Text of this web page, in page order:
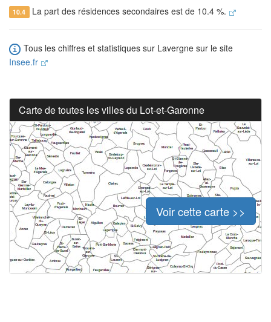
10.4 La part des résidences secondaires est de 10.4 %.
Tous les chiffres et statistiques sur Lavergne sur le site
Insee.fr
Carte de toutes les villes du Lot-et-Garonne
Voir cette carte >>